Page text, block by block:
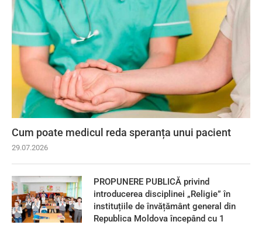
Cum poate medicul reda speranța unui pacient
29.07.2026
PROPUNERE PUBLICĂ privind
introducerea disciplinei „Religie” în
instituțiile de învățământ general din
Republica Moldova începând cu 1